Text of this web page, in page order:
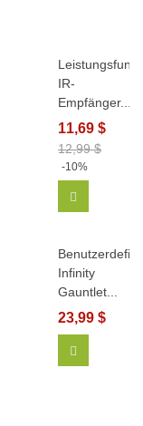
IR-
Empfänger...
11,69 $
12,99 $
-10%
Infinity
Gauntlet...
23,99 $